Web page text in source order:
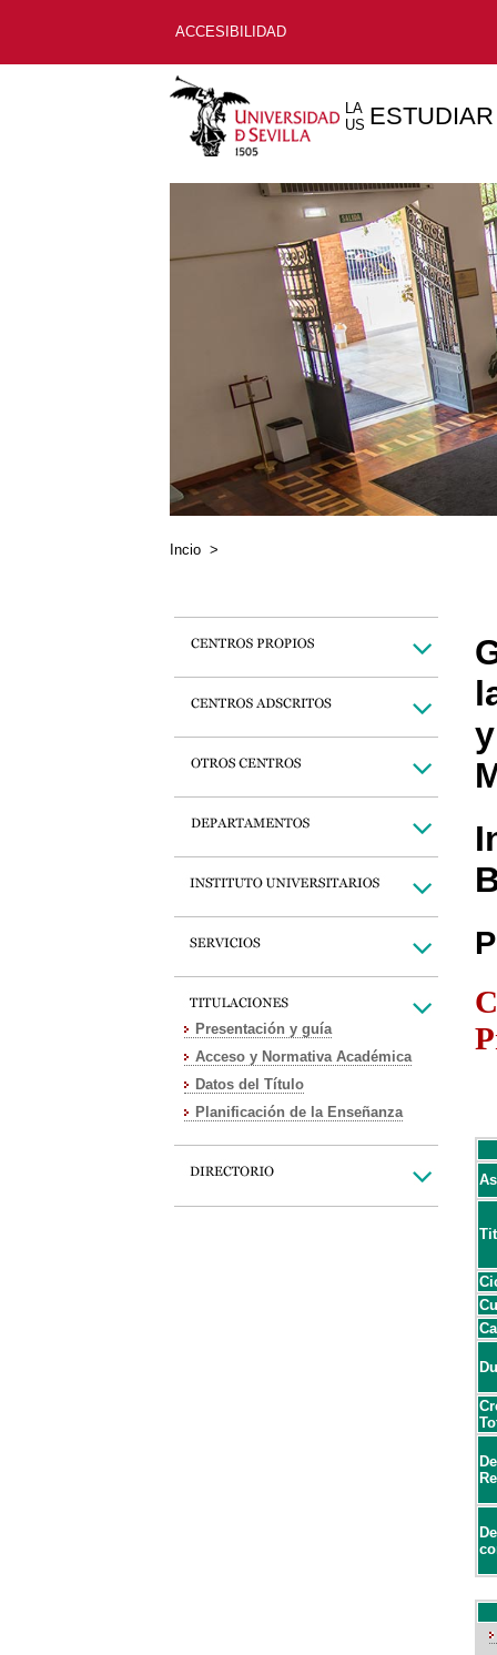
ACCESIBILIDAD
LA
US ESTUDIAR
Incio >
Presentación y guía
Acceso y Normativa Académica
Datos del Título
Planificación de la Enseñanza